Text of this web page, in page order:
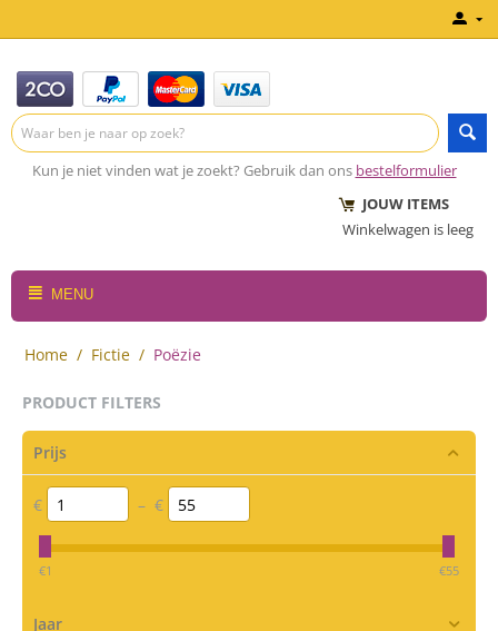
Kun je niet vinden wat je zoekt? Gebruik dan ons bestelformulier
JOUW ITEMS
Winkelwagen is leeg
MENU
Home / Fictie / Poëzie
PRODUCT FILTERS
Prijs
€ – €
‎€1 ‎€55
Jaar